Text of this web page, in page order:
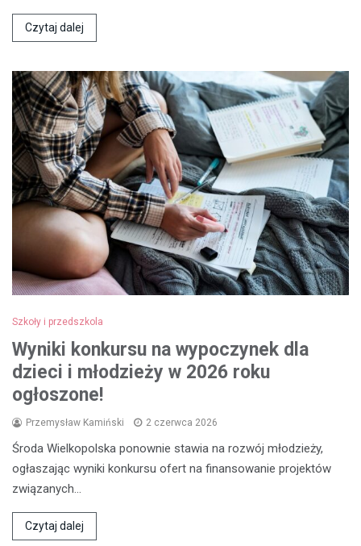
Czytaj dalej
Szkoły i przedszkola
Wyniki konkursu na wypoczynek dla
dzieci i młodzieży w 2026 roku
ogłoszone!
Przemysław Kamiński 2 czerwca 2026
Środa Wielkopolska ponownie stawia na rozwój młodzieży,
ogłaszając wyniki konkursu ofert na finansowanie projektów
związanych…
Czytaj dalej